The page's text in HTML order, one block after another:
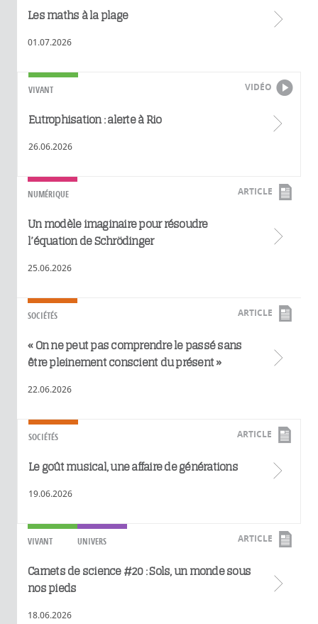
Les maths à la plage
01.07.2026
VIVANT VIDÉO
Eutrophisation : alerte à Rio
26.06.2026
NUMÉRIQUE ARTICLE
Un modèle imaginaire pour résoudre
l’équation de Schrödinger
25.06.2026
SOCIÉTÉS ARTICLE
« On ne peut pas comprendre le passé sans
être pleinement conscient du présent »
22.06.2026
SOCIÉTÉS ARTICLE
Le goût musical, une affaire de générations
19.06.2026
VIVANT UNIVERS ARTICLE
Carnets de science #20 : Sols, un monde sous
nos pieds
18.06.2026